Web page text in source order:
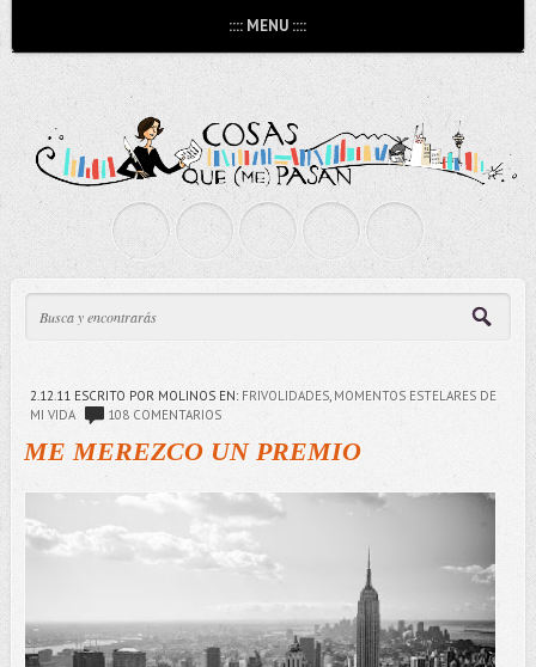
:::: MENU ::::
2.12.11 ESCRITO POR MOLINOS EN: FRIVOLIDADES, MOMENTOS ESTELARES DE
MI VIDA
108 COMENTARIOS
ME MEREZCO UN PREMIO